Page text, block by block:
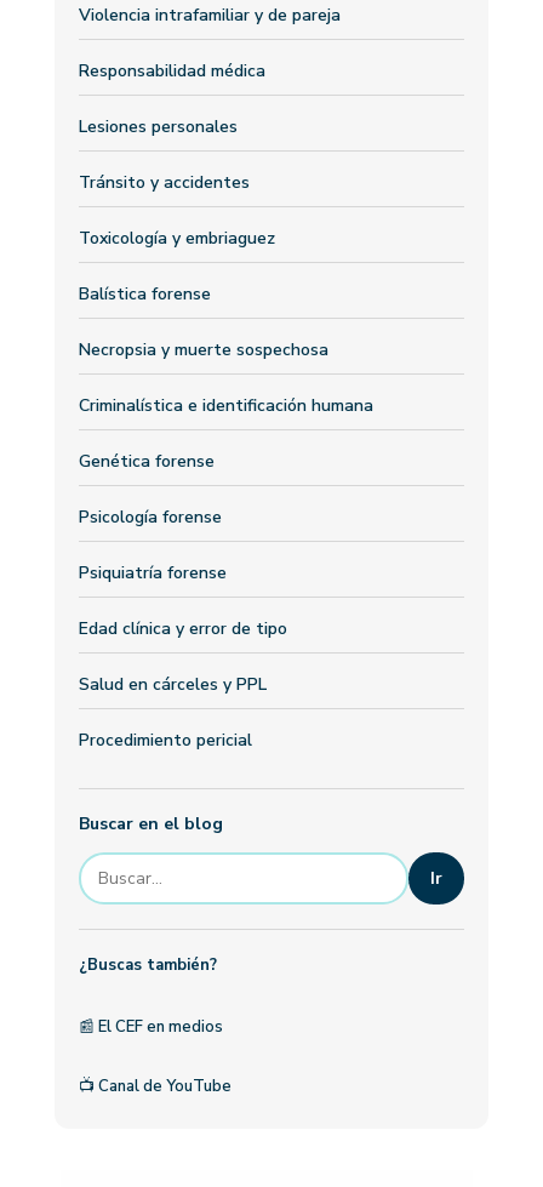
Violencia intrafamiliar y de pareja
Responsabilidad médica
Lesiones personales
Tránsito y accidentes
Toxicología y embriaguez
Balística forense
Necropsia y muerte sospechosa
Criminalística e identificación humana
Genética forense
Psicología forense
Psiquiatría forense
Edad clínica y error de tipo
Salud en cárceles y PPL
Procedimiento pericial
Buscar en el blog
Ir
¿Buscas también?
📰 El CEF en medios
📺 Canal de YouTube